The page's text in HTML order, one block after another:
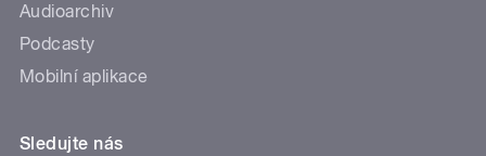
Audioarchiv
Podcasty
Mobilní aplikace
Sledujte nás